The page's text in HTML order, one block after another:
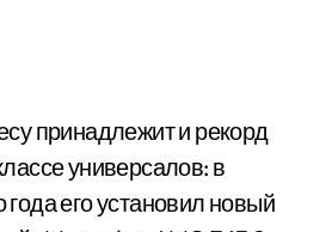
принадлежит и рекорд
универсалов: в
его установил новый